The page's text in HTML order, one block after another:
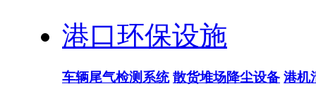
港口环保设施
车辆尾气检测系统 散货堆场降尘设备 港机